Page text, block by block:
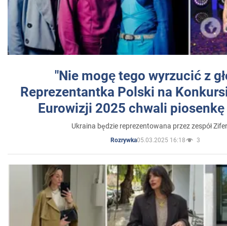
"Nie mogę tego wyrzucić z
Reprezentantka Polski na
Eurowizji 2025 chwali
Ukraina będzie reprezentowana przez zespół
Rozrywka05.03.2025 16:18 3